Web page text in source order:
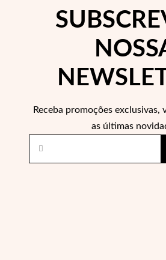
Receba promoções exclusivas,
as últimas